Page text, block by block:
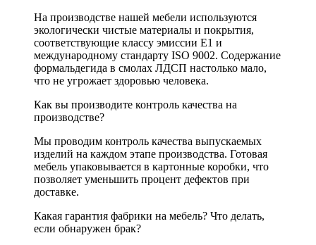
На производстве нашей мебели используются
экологически чистые материалы и покрытия,
соответствующие классу эмиссии Е1 и
международному стандарту ISO 9002. Содержание
формальдегида в смолах ЛДСП настолько мало,
что не угрожает здоровью человека.
Как вы производите контроль качества на
производстве?
Мы проводим контроль качества выпускаемых
изделий на каждом этапе производства. Готовая
мебель упаковывается в картонные коробки, что
позволяет уменьшить процент дефектов при
доставке.
Какая гарантия фабрики на мебель? Что делать,
если обнаружен брак?